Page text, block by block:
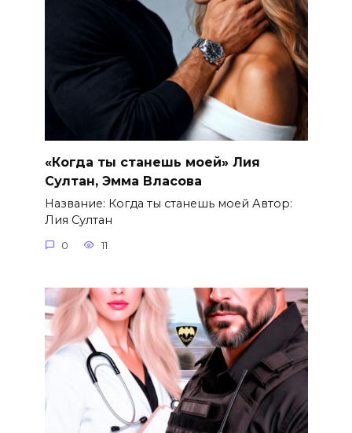
«Когда ты станешь моей» Лия
Султан, Эмма Власова
Название: Когда ты станешь моей Автор:
Лия Султан
0 11